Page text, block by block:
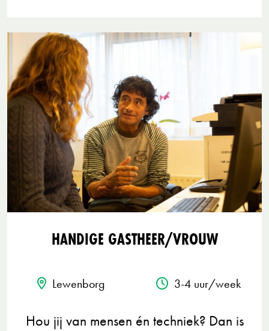
HANDIGE GASTHEER/VROUW
Lewenborg 3-4 uur/week
Hou jij van mensen én techniek? Dan is